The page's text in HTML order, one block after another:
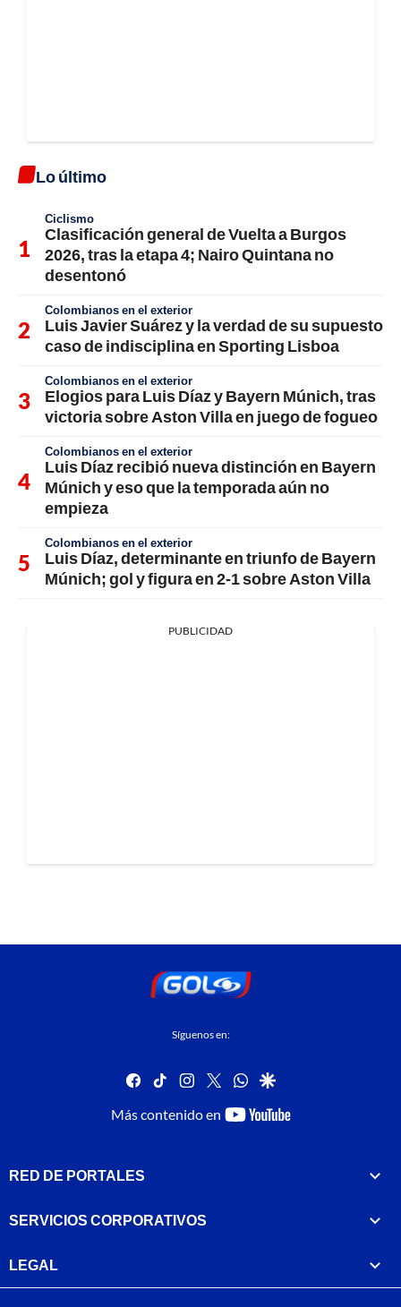
Lo último
Ciclismo
Clasificación general de Vuelta a Burgos
2026, tras la etapa 4; Nairo Quintana no
desentonó
Colombianos en el exterior
Luis Javier Suárez y la verdad de su supuesto
caso de indisciplina en Sporting Lisboa
Colombianos en el exterior
Elogios para Luis Díaz y Bayern Múnich, tras
victoria sobre Aston Villa en juego de fogueo
Colombianos en el exterior
Luis Díaz recibió nueva distinción en Bayern
Múnich y eso que la temporada aún no
empieza
Colombianos en el exterior
Luis Díaz, determinante en triunfo de Bayern
Múnich; gol y figura en 2-1 sobre Aston Villa
PUBLICIDAD
Síguenos en:
facebook
tiktok instagram
twitterwhatsapp
google
Más contenido en
youtube-
RED DE PORTALES
SERVICIOS CORPORATIVOS
LEGAL